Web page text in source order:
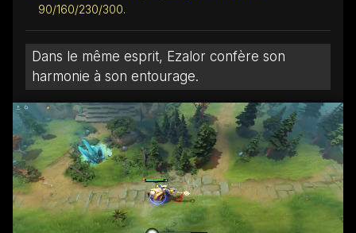
90/160/230/300.
Dans le même esprit, Ezalor confère son
harmonie à son entourage.